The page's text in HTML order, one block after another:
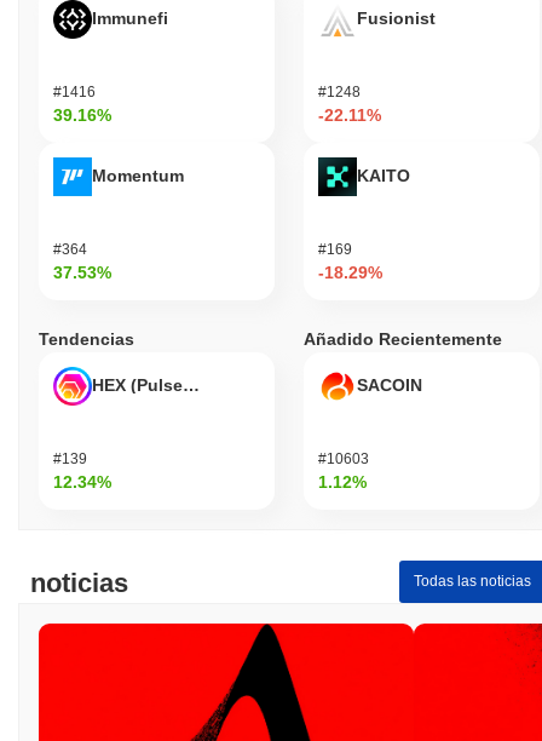
Immunefi
#1416
39.16%
Momentum
#364
37.53%
Fusionist
#1248
-22.11%
KAITO
#169
-18.29%
Tendencias
HEX (Pulsechain)
#139
12.34%
Añadido Recientemente
SACOIN
#10603
1.12%
noticias Todas las noticias